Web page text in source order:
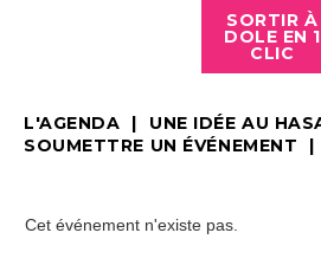
SORTIR À
DOLE EN 1
CLIC
L'AGENDA
UNE IDÉE AU
SOUMETTRE UN ÉVÉNEMENT
Cet événement n'existe pas.